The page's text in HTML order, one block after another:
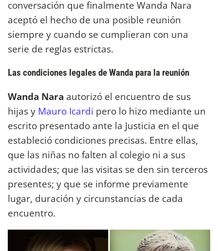
conversación que finalmente Wanda Nara
aceptó el hecho de una posible reunión
siempre y cuando se cumplieran con una
serie de reglas estrictas.
Las condiciones legales de Wanda para la reunión
Wanda Nara autorizó el encuentro de sus
hijas y Mauro Icardi pero lo hizo mediante un
escrito presentado ante la Justicia en el que
estableció condiciones precisas. Entre ellas,
que las niñas no falten al colegio ni a sus
actividades; que las visitas se den sin terceros
presentes; y que se informe previamente
lugar, duración y circunstancias de cada
encuentro.